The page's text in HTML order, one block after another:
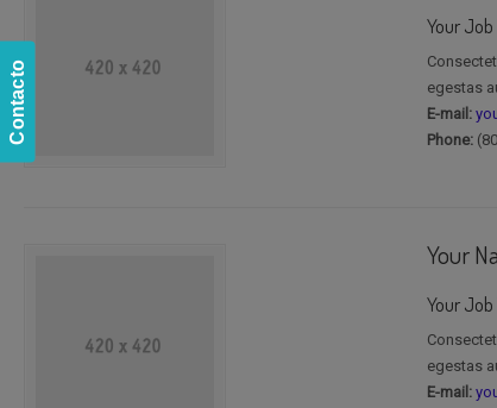
Contacto
Your
egestas
E-mail:
Phone:
Your
Your
egestas
E-mail: